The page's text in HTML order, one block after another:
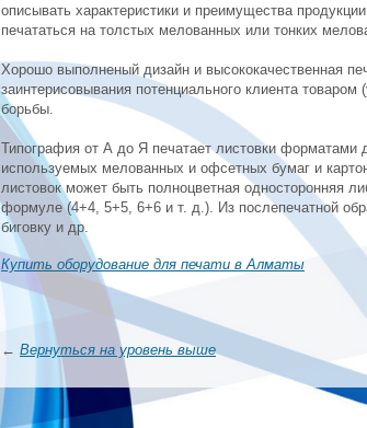
описывать характеристики и преимущества
печататься на толстых мелованных или тонких
Хорошо выполненый дизайн и высококачественная
заинтерисовывания потенциального клиента
борьбы.
Типография от А до Я печатает листовки
используемых мелованных и офсетных бумаг и
листовок может быть полноцветная односторонняя
формуле (4+4, 5+5, 6+6 и т. д.). Из послепечатной
биговку и др.
Купить оборудование для печати в Алматы
← Вернуться на уровень выше